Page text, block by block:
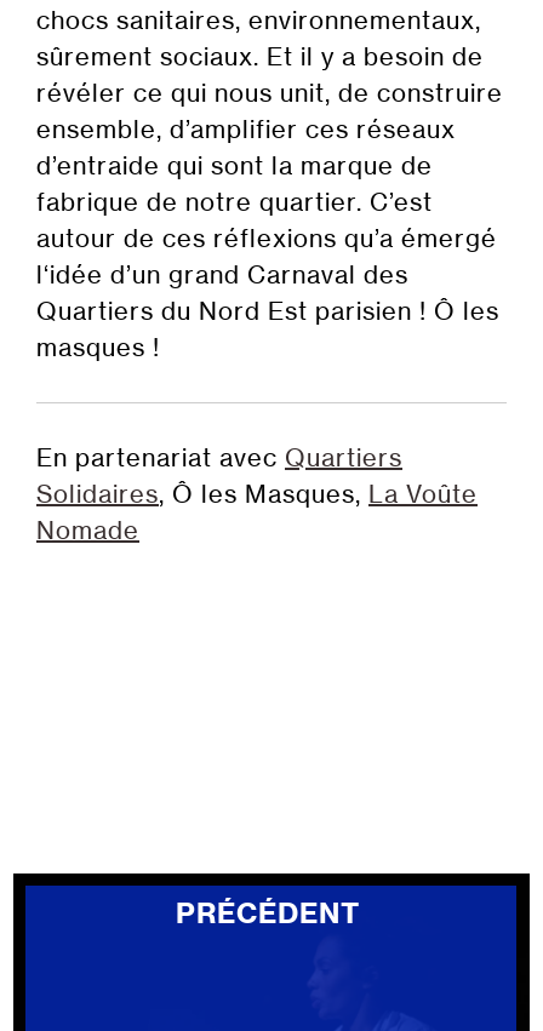
chocs sanitaires, environnementaux,
sûrement sociaux. Et il y a besoin de
révéler ce qui nous unit, de construire
ensemble, d’amplifier ces réseaux
d’entraide qui sont la marque de
fabrique de notre quartier. C’est
autour de ces réflexions qu’a émergé
l‘idée d’un grand Carnaval des
Quartiers du Nord Est parisien ! Ô les
masques !
En partenariat avec Quartiers
Solidaires, Ô les Masques, La Voûte
Nomade
PRÉCÉDENT